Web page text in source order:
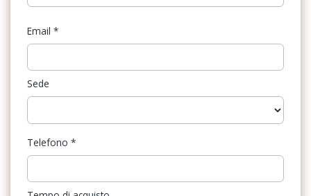
Email *
Sede
Telefono *